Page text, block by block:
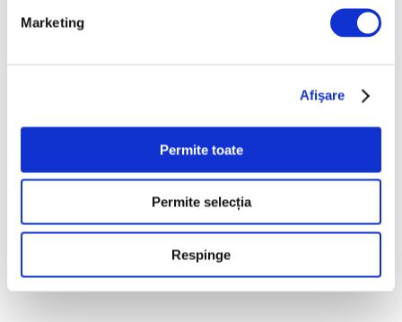
Marketing
Afişare
Permite toate
Permite selecția
Respinge
Casa atelier a sculptorului Ion